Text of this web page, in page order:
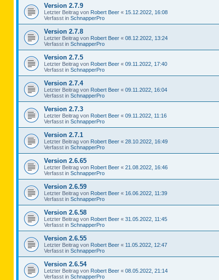
Version 2.7.9
Letzter Beitrag von Robert Beer « 15.12.2022, 16:08
Verfasst in SchnapperPro
Version 2.7.8
Letzter Beitrag von Robert Beer « 08.12.2022, 13:24
Verfasst in SchnapperPro
Version 2.7.5
Letzter Beitrag von Robert Beer « 09.11.2022, 17:40
Verfasst in SchnapperPro
Version 2.7.4
Letzter Beitrag von Robert Beer « 09.11.2022, 16:04
Verfasst in SchnapperPro
Version 2.7.3
Letzter Beitrag von Robert Beer « 09.11.2022, 11:16
Verfasst in SchnapperPro
Version 2.7.1
Letzter Beitrag von Robert Beer « 28.10.2022, 16:49
Verfasst in SchnapperPro
Version 2.6.65
Letzter Beitrag von Robert Beer « 21.08.2022, 16:46
Verfasst in SchnapperPro
Version 2.6.59
Letzter Beitrag von Robert Beer « 16.06.2022, 11:39
Verfasst in SchnapperPro
Version 2.6.58
Letzter Beitrag von Robert Beer « 31.05.2022, 11:45
Verfasst in SchnapperPro
Version 2.6.55
Letzter Beitrag von Robert Beer « 11.05.2022, 12:47
Verfasst in SchnapperPro
Version 2.6.54
Letzter Beitrag von Robert Beer « 08.05.2022, 21:14
Verfasst in SchnapperPro